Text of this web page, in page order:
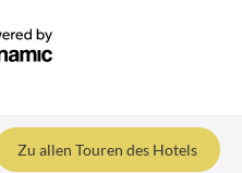
Zu allen Touren des Hotels